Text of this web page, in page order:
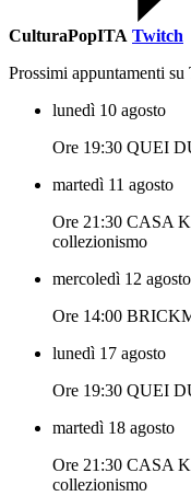
CulturaPopITA Twitch
Prossimi appuntamenti su
lunedì 10 agosto
Ore 19:30 QUEI
martedì 11 agosto
Ore 21:30 CASA
collezionismo
mercoledì 12 agosto
Ore 14:00
lunedì 17 agosto
Ore 19:30 QUEI
martedì 18 agosto
Ore 21:30 CASA
collezionismo